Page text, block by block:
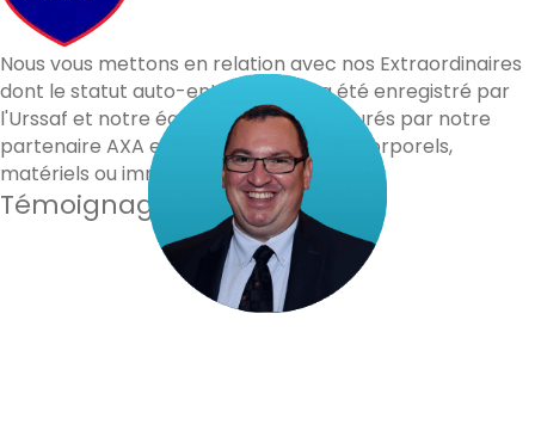
Nous vous mettons en relation avec nos Extraordinaires
dont le statut auto-entrepreneur a été enregistré par
l'Urssaf et notre équipe. Vous êtes assurés par notre
partenaire AXA en cas de dommages corporels,
matériels ou immatériels.
Témoignages de nos clients